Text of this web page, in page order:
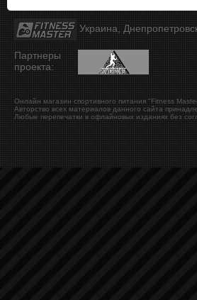
Украина,
Партнеры
проекта:
Онлайн магазин спортивного питания "Fitness
Авторство всех материалов данного сайта
Любые перепечатки в офлайновых изданиях без